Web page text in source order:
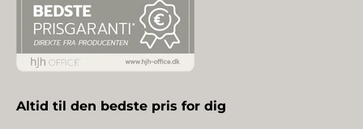
Altid til den bedste pris for dig